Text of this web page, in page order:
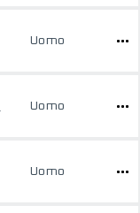
Uomo
Uomo
Uomo